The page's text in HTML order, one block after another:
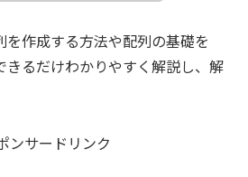
作成する方法や配列の基礎を
るだけわかりやすく解説し、解
ンサードリンク